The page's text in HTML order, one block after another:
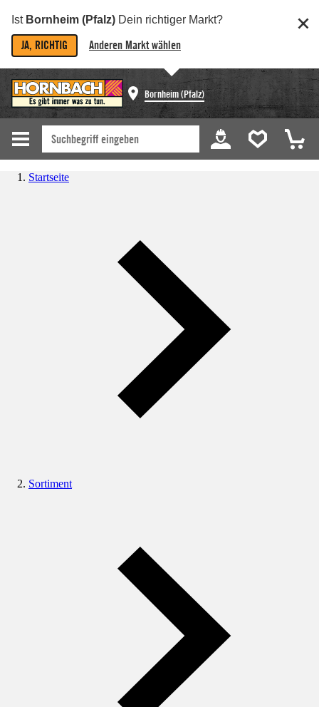
Ist Bornheim (Pfalz) Dein richtiger Markt?
JA, RICHTIG Anderen Markt wählen
Bornheim (Pfalz)
Startseite
Sortiment